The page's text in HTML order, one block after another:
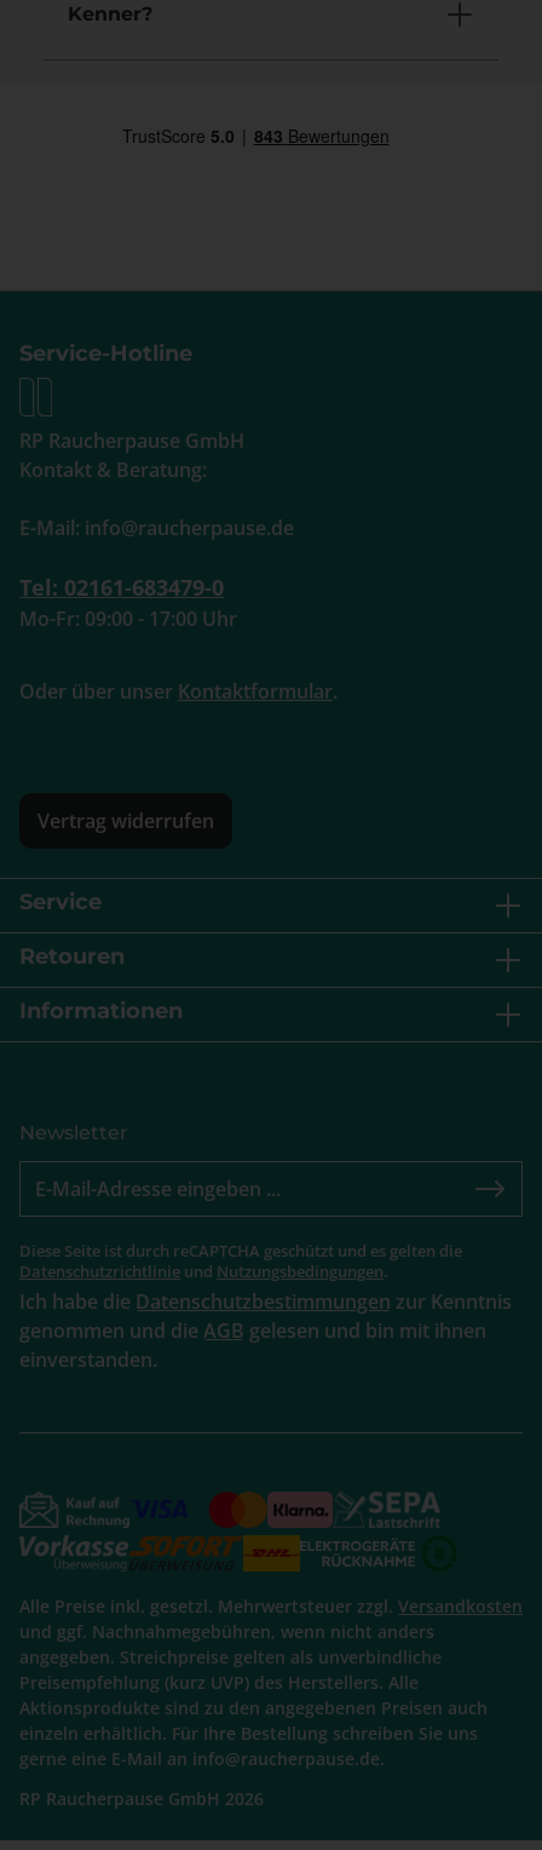
Kenner?
Service-Hotline
RP Raucherpause GmbH
Kontakt & Beratung:
E-Mail: info@raucherpause.de
Tel: 02161-683479-0
Mo-Fr: 09:00 - 17:00 Uhr
Oder über unser Kontaktformular.
Vertrag widerrufen
Service
Retouren
Informationen
Newsletter
Diese Seite ist durch reCAPTCHA geschützt und es gelten die
Datenschutzrichtlinie und Nutzungsbedingungen.
Ich habe die Datenschutzbestimmungen zur Kenntnis
genommen und die AGB gelesen und bin mit ihnen
einverstanden.
Alle Preise inkl. gesetzl. Mehrwertsteuer zzgl. Versandkosten
und ggf. Nachnahmegebühren, wenn nicht anders
angegeben. Streichpreise gelten als unverbindliche
Preisempfehlung (kurz UVP) des Herstellers. Alle
Aktionsprodukte sind zu den angegebenen Preisen auch
einzeln erhältlich. Für Ihre Bestellung schreiben Sie uns
gerne eine E-Mail an info@raucherpause.de.
RP Raucherpause GmbH 2026